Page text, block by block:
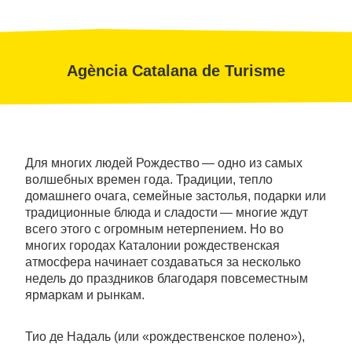
Agència Catalana de Turisme
Для многих людей Рождество — одно из самых
волшебных времен года. Традиции, тепло
домашнего очага, семейные застолья, подарки или
традиционные блюда и сладости — многие ждут
всего этого с огромным нетерпением. Но во
многих городах Каталонии рождественская
атмосфера начинает создаваться за несколько
недель до праздников благодаря повсеместным
ярмаркам и рынкам.
Тио де Надаль (или «рождественское полено»),